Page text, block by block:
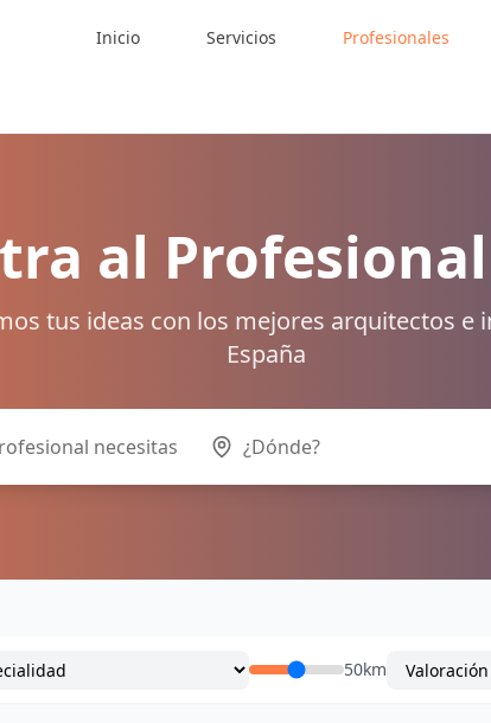
Inicio Servicios Profesionales
al
tus ideas con los mejores arquitectos e
España
50km